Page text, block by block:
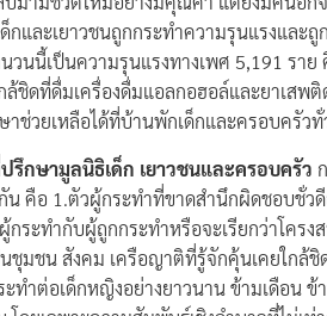
และเยาวชนถูกกระทำความรุนแรงและ
วนนี้เป็นความรุนแรงทางเพศ 5,191 ราย
ชิดที่ดื่มเครื่องดื่มแอลกอฮอล์และยาเสพ
ช่วยเหลือได้ที่บ้านพักเด็กและครอบครัวทั่
รึกษามูลนิธิเด็ก เยาวชนและครอบครัว
คือ 1.ตัวผู้กระทำที่ขาดสำนึกผิดชอบชั่ว
กระทำกับผู้ถูกกระทำหรือจะเรียกว่าโครง
นชุมชน สังคม เครือญาติที่รู้จักคุ้นเคยใกล้
ทำต่อเด็กหญิงอย่างยาวนาน ข้ามเดือน
โดยเฉพาะความสัมพันธ์เชิงอำนาจที่ไม่เ